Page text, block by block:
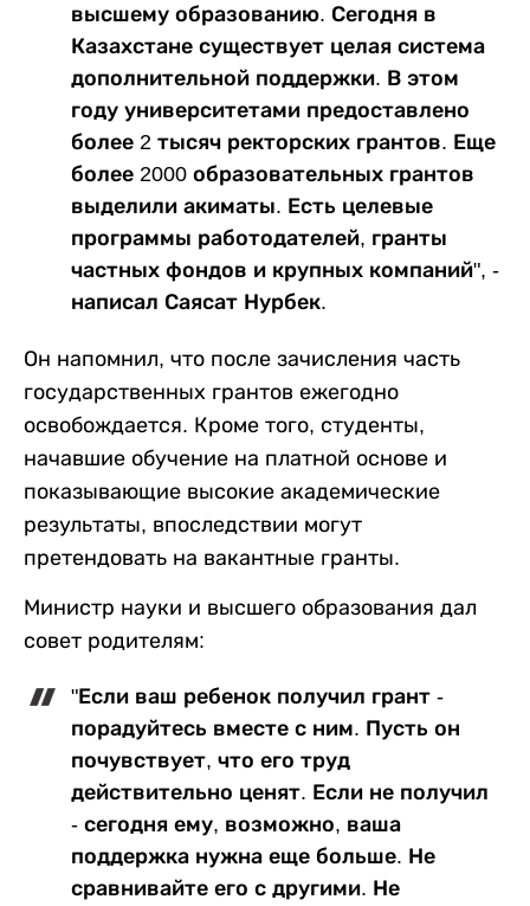
высшему образованию. Сегодня в
Казахстане существует целая система
дополнительной поддержки. В этом
году университетами предоставлено
более 2 тысяч ректорских грантов. Еще
более 2000 образовательных грантов
выделили акиматы. Есть целевые
программы работодателей, гранты
частных фондов и крупных компаний", -
написал Саясат Нурбек.
Он напомнил, что после зачисления часть
государственных грантов ежегодно
освобождается. Кроме того, студенты,
начавшие обучение на платной основе и
показывающие высокие академические
результаты, впоследствии могут
претендовать на вакантные гранты.
Министр науки и высшего образования дал
совет родителям:
"Если ваш ребенок получил грант -
порадуйтесь вместе с ним. Пусть он
почувствует, что его труд
действительно ценят. Если не получил
- сегодня ему, возможно, ваша
поддержка нужна еще больше. Не
сравнивайте его с другими. Не